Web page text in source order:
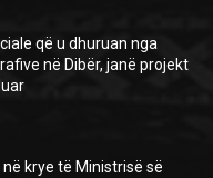
që u dhuruan nga
në Dibër, janë projekt
krye të Ministrisë së